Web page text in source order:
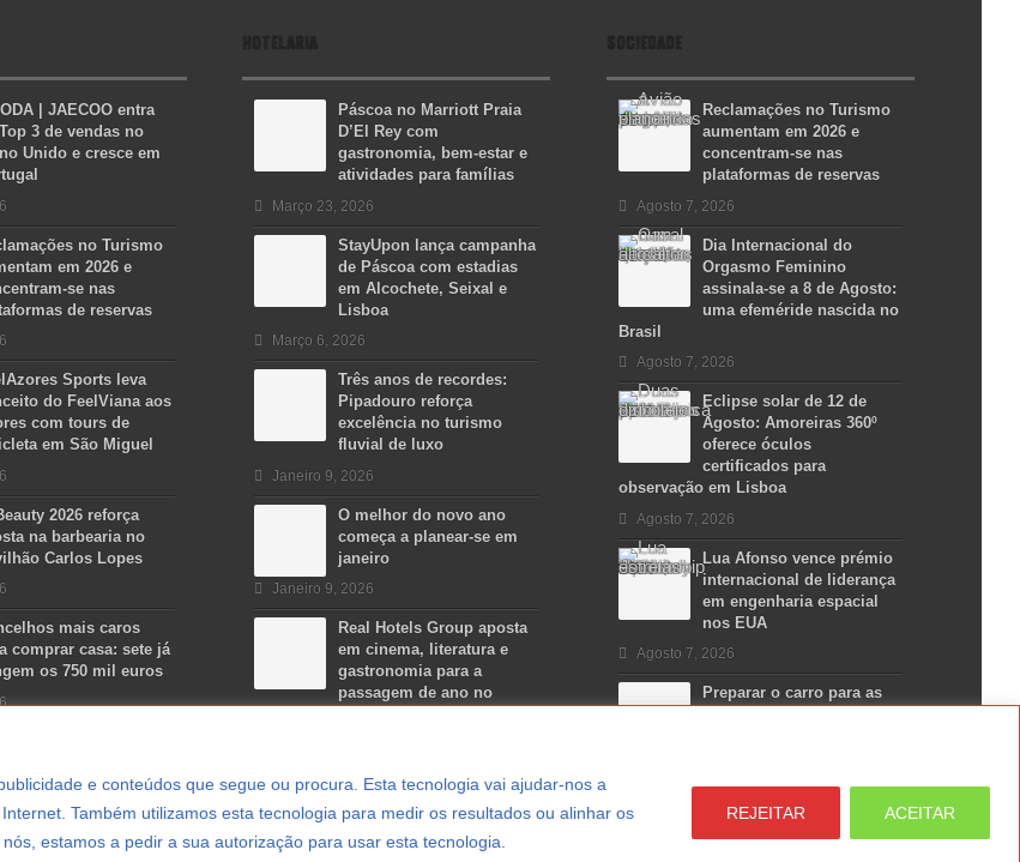
e conteúdos que segue ou procura. Esta tecnologia vai ajudar-nos a
Também utilizamos esta tecnologia para medir os resultados ou alinhar os
estamos a pedir a sua autorização para usar esta tecnologia.
REJEITAR ACEITAR
| JAECOO entra
3 de vendas no
Unido e cresce em
no Turismo
em 2026 e
se nas
de reservas
Sports leva
do FeelViana aos
com tours de
em São Miguel
2026 reforça
na barbearia no
Carlos Lopes
mais caros
comprar casa: sete já
os 750 mil euros
HOTELARIA
Páscoa no Marriott Praia
D’El Rey com
gastronomia, bem-estar e
atividades para famílias
Março 23, 2026
StayUpon lança campanha
de Páscoa com estadias
em Alcochete, Seixal e
Lisboa
Março 6, 2026
Três anos de recordes:
Pipadouro reforça
excelência no turismo
fluvial de luxo
Janeiro 9, 2026
O melhor do novo ano
começa a planear-se em
janeiro
Janeiro 9, 2026
Real Hotels Group aposta
em cinema, literatura e
gastronomia para a
passagem de ano no
SOCIEDADE
Reclamações no Turismo
aumentam em 2026 e
concentram-se nas
plataformas de reservas
Agosto 7, 2026
Dia Internacional do
Orgasmo Feminino
assinala-se a 8 de Agosto:
uma efeméride nascida no
Brasil
Agosto 7, 2026
Eclipse solar de 12 de
Agosto: Amoreiras 360º
oferece óculos
certificados para
observação em Lisboa
Agosto 7, 2026
Lua Afonso vence prémio
internacional de liderança
em engenharia espacial
nos EUA
Agosto 7, 2026
Preparar o carro para as